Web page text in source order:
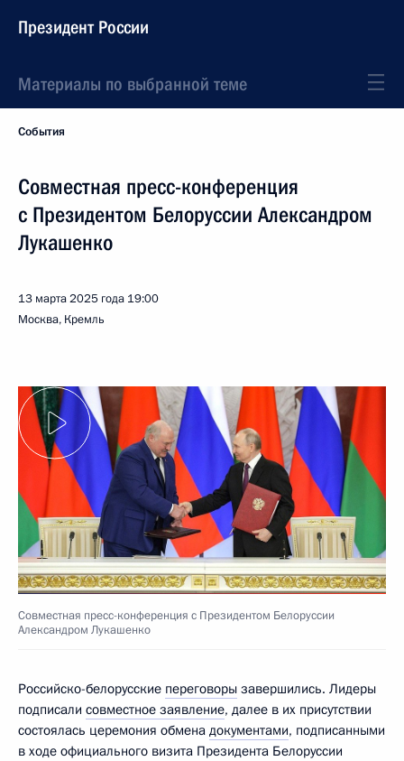
Президент России
Материалы по выбранной теме
События
Совместная пресс-конференция
с Президентом Белоруссии Александром
Лукашенко
13 марта 2025 года 19:00
Москва, Кремль
Совместная пресс-конференция с Президентом Белоруссии
Александром Лукашенко
Российско-белорусские переговоры завершились. Лидеры
подписали совместное заявление, далее в их присутствии
состоялась церемония обмена документами, подписанными
в ходе официального визита Президента Белоруссии